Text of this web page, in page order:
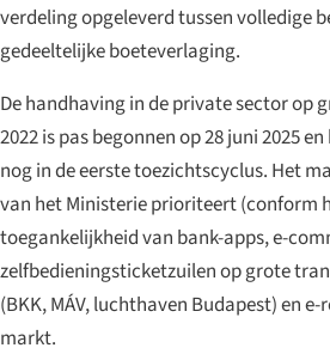
verdeling opgeleverd tussen volledige
gedeeltelijke boeteverlaging.
De handhaving in de private sector op
2022 is pas begonnen op 28 juni 2025
nog in de eerste toezichtscyclus. Het
van het Ministerie prioriteert (conform
toegankelijkheid van bank-apps, e-
zelfbedieningsticketzuilen op grote
(BKK, MÁV, luchthaven Budapest) en
markt.